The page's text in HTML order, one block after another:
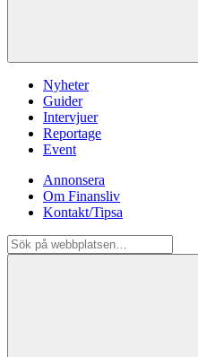
Nyheter
Guider
Intervjuer
Reportage
Event
Annonsera
Om Finansliv
Kontakt/Tipsa